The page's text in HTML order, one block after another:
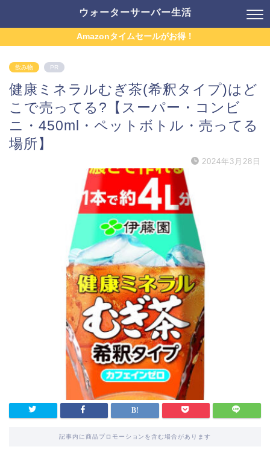
ウォーターサーバー生活
Amazonタイムセールがお得！
飲み物 PR
健康ミネラルむぎ茶(希釈タイプ)はど
こで売ってる?【スーパー・コンビ
ニ・450ml・ペットボトル・売ってる
場所】
2024年3月28日
記事内に商品プロモーションを含む場合があります